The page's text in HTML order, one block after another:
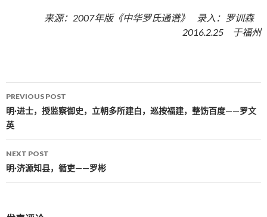
来源：2007年版《中华罗氏通谱》 录入：罗训森
2016.2.25 于福州
Post navigation
PREVIOUS POST
明·进士，授监察御史，立朝多所建白，巡按福建，整饬百度——罗文
英
NEXT POST
明·济源知县，循吏——罗彬